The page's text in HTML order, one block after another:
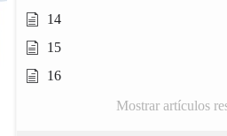
14
15
16
Mostrar artículos